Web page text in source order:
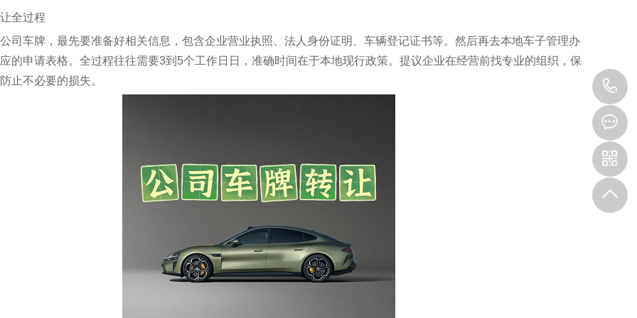
全过程
司车牌，最先要准备好相关信息，包含企业营业执照、法人身份证明、车辆登记证书等。然后再去本地车子管理办
的申请表格。全过程往往需要3到5个工作日日，准确时间在于本地现行政策。提议企业在经营前找专业的组织，保
止不必要的损失。